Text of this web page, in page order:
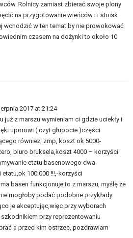
Rolnicy zamiast zbierać swoje plony
na przygotowanie wieńców i i stoisk
wchodzić w ten temat by nie prowokować
czasem na dożynki to około 10
2017 at 21:24
już z marszu wymieniam ci gdzie uciekły i
uporowi ( czyt głupocie )części
również, zmp, koszt ok 5000-
biuro bruksela,koszt 4000 – korzyści
etatu basenowego dwa
100.000 !!!,-korzyści
basen funkcjonuje,to z marszu, myślę że
mogłoby podać podobne przykłady
je akceptując,więc przy wyborach
przy reprezentowaniu
a przed kim ostrzec, pozdrawiam